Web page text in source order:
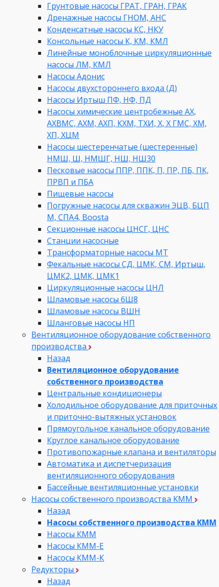
Грунтовые насосы ГРАТ, ГРАН, ГРАК
Дренажные насосы ГНОМ, АНС
Конденсатные насосы КС, НКУ
Консольные насосы К, КМ, КМЛ
Линейные моноблочные циркуляционные
насосы ЛМ, КМЛ
Насосы Адонис
Насосы двухстороннего входа (Д)
Насосы Иртыш ПФ, НФ, ПД
Насосы химические центробежные АХ,
АХВМС, АХМ, АХП, КХМ, ТХИ, Х, Х ГМС, ХМ,
ХП, ХЦМ
Насосы шестеренчатые (шестеренные)
НМШ, Ш, НМШГ, НШ, НШ30
Песковые насосы ППР, ППК, П, ПР, ПБ, ПК,
ПРВП и ПБА
Пищевые насосы
Погружные насосы для скважин ЭЦВ, БЦП
М, СПА4, Boosta
Секционные насосы ЦНСГ, ЦНС
Станции насосные
Трансформаторные насосы МТ
Фекальные насосы СД, ЦМК, СМ, Иртыш,
ЦМК2, ЦМК, ЦМК1
Циркуляционные насосы ЦНЛ
Шламовые насосы 6Ш8
Шламовые насосы ВШН
Шланговые насосы НП
Вентиляционное оборудование собственного
производства
Назад
Вентиляционное оборудование
собственного производства
Центральные кондиционеры
Холодильное оборудование для приточных
и приточно-вытяжных установок
Прямоугольное канальное оборудование
Круглое канальное оборудование
Противопожарные клапана и вентиляторы
Автоматика и диспетчеризация
вентиляционного оборудования
Бассейные вентиляционные установки
Насосы собственного производства KMM
Назад
Насосы собственного производства KMM
Насосы КММ
Насосы КММ-Е
Насосы КММ-К
Редукторы
Назад